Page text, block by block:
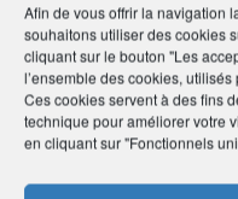
Afin de vous offrir la navigation
souhaitons utiliser des cookies
cliquant sur le bouton "Les
l’ensemble des cookies,
Ces cookies servent à des fins
technique pour améliorer votre
en cliquant sur "Fonctionnels
service gratuit.
Site :
Réalisez un bilan